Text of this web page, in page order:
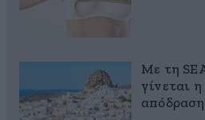
Με τη
γίνεται